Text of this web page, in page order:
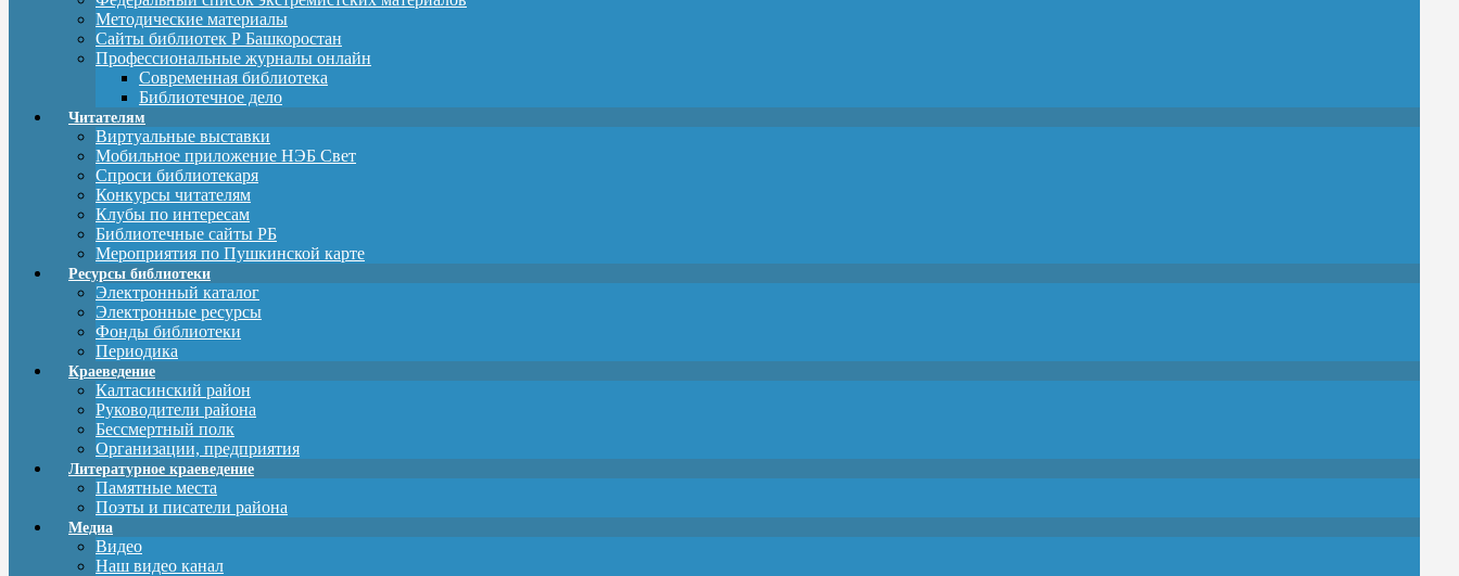
Методические материалы
Сайты библиотек Р Башкоростан
Профессиональные журналы онлайн
Современная библиотека
Библиотечное дело
Читателям
Виртуальные выставки
Мобильное приложение НЭБ Свет
Спроси библиотекаря
Конкурсы читателям
Клубы по интересам
Библиотечные сайты РБ
Мероприятия по Пушкинской карте
Ресурсы библиотеки
Электронный каталог
Электронные ресурсы
Фонды библиотеки
Периодика
Краеведение
Калтасинский район
Руководители района
Бессмертный полк
Организации, предприятия
Литературное краеведение
Памятные места
Поэты и писатели района
Медиа
Видео
Наш видео канал